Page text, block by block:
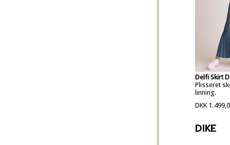
Delfi Skirt
Plisseret
linning.
DKK
DIKE